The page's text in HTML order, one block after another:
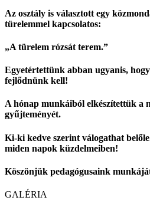
Az osztály is választott egy
türelemmel kapcsolatos:
„A türelem rózsát terem.”
Egyetértettünk abban ugyanis,
fejlődnünk kell!
A hónap munkáiból elkészítettük a
gyűjteményét.
Ki-ki kedve szerint válogathat
miden napok küzdelmeiben!
Köszönjük pedagógusaink
GALÉRIA